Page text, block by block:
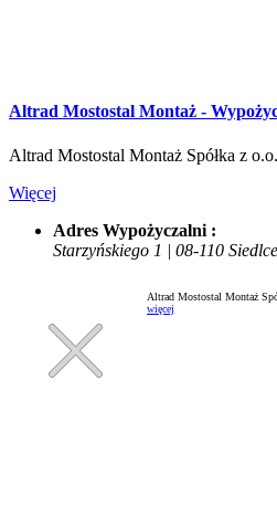
Altrad Mostostal Montaż -
Altrad Mostostal Montaż Spółka z
Więcej
Adres Wypożyczalni :
Starzyńskiego 1 | 08-110 Siedlce
Altrad Mostostal Montaż
więcej